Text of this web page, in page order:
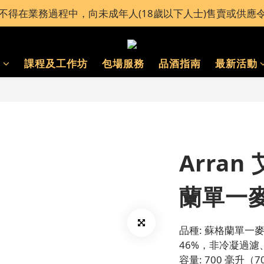
港接近60間 Bar Pacific 分店免運費自取 或加運費送貨上
得在業務過程中，向未成年人(18歲以下人士)售賣或供應
港接近60間 Bar Pacific 分店免運費自取 或加運費送貨上
課程及工作坊 包場服務 品酒指南 最新活動
Arran
蘭單一
品種: 蘇格蘭單一
46%，非冷凝過濾
容量: 700 毫升（